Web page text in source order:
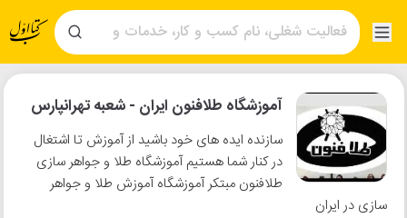
آموزشگاه طلافنون ایران - شعبه تهرانپارس
سازنده ایده های خود باشید از آموزش تا اشتغال
در کنار شما هستیم آموزشگاه طلا و جواهر سازی
طلافنون مبتکر آموزشگاه آموزش طلا و جواهر
سازی در ایران